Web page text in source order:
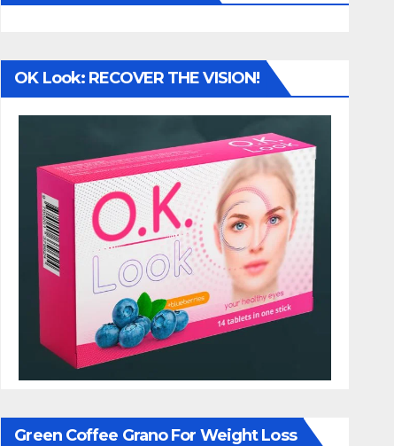
OK Look: RECOVER THE VISION!
Green Coffee Grano For Weight Loss